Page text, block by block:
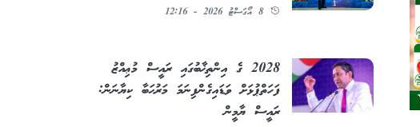
8 އޯގަސްޓު 2026 - 12:16
2028 ގެ އިންތިޚާބުގައި ރައީސް މުޢިއްޒު
ފަހަތްޕުޅަށް ވަޑައިގެންފިނަމަ މަރުޙަބާ ކިޔާނަން:
ރައީސް ޔާމީން